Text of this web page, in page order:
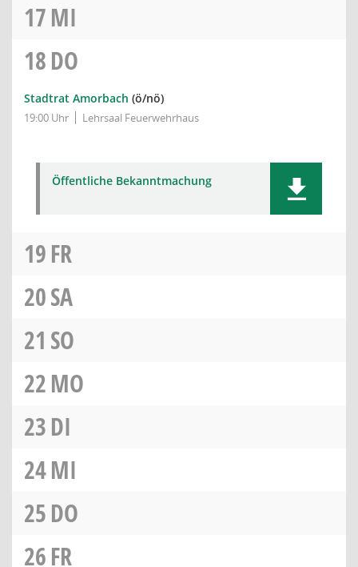
17MI
18DO
Stadtrat Amorbach (ö/nö)
19:00 Uhr Lehrsaal Feuerwehrhaus
Öffentliche Bekanntmachung
19FR
20SA
21 SO
22MO
23DI
24MI
25DO
26FR